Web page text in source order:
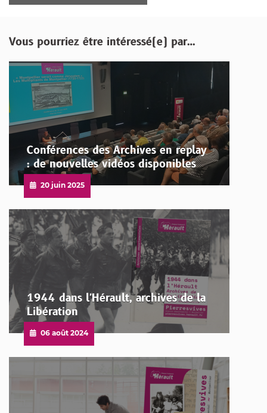
Vous pourriez être intéressé(e) par…
Conférences des Archives en replay
: de nouvelles vidéos disponibles
Publié
le
20 juin 2025
1944 dans l'Hérault, archives de la
Libération
Publié
le
06 août 2024